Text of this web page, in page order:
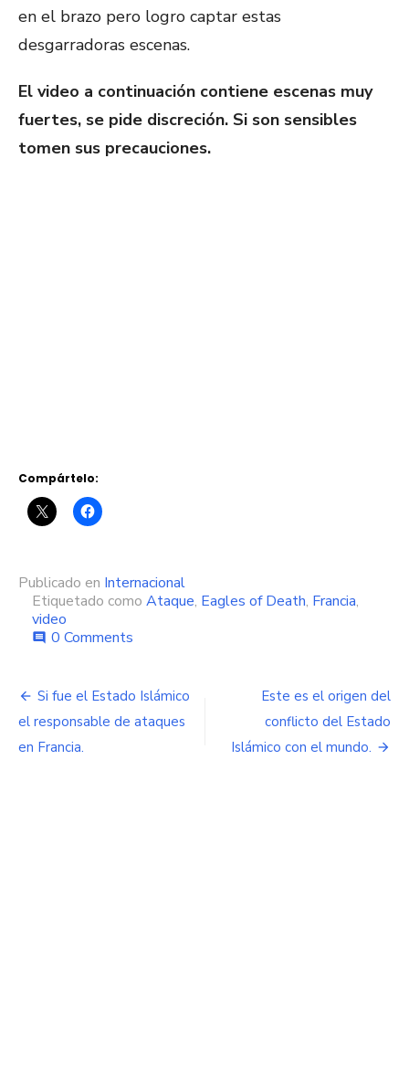
en el brazo pero logro captar estas
desgarradoras escenas.
El video a continuación contiene escenas muy
fuertes, se pide discreción. Si son sensibles
tomen sus precauciones.
Compártelo:
Publicado en Internacional
Etiquetado como Ataque, Eagles of Death, Francia,
video
comment 0 Comments
Navegación
de
entradas
Si fue el Estado Islámico
el responsable de ataques
en Francia.
Este es el origen del
conflicto del Estado
Islámico con el mundo.